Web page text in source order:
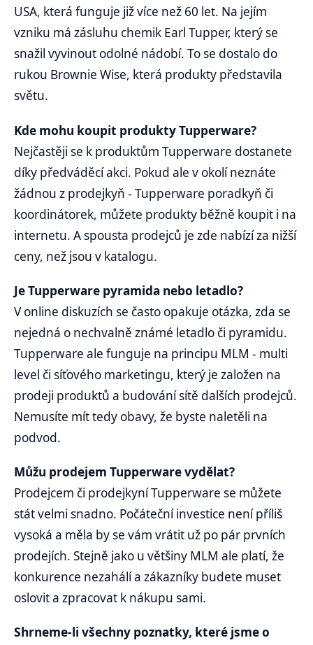
USA, která funguje již více než 60 let. Na jejím
vzniku má zásluhu chemik Earl Tupper, který se
snažil vyvinout odolné nádobí. To se dostalo do
rukou Brownie Wise, která produkty představila
světu.
Kde mohu koupit produkty Tupperware?
Nejčastěji se k produktům Tupperware dostanete
díky předváděcí akci. Pokud ale v okolí neznáte
žádnou z prodejkyň - Tupperware poradkyň či
koordinátorek, můžete produkty běžně koupit i na
internetu. A spousta prodejců je zde nabízí za nižší
ceny, než jsou v katalogu.
Je Tupperware pyramida nebo letadlo?
V online diskuzích se často opakuje otázka, zda se
nejedná o nechvalně známé letadlo či pyramidu.
Tupperware ale funguje na principu MLM - multi
level či síťového marketingu, který je založen na
prodeji produktů a budování sítě dalších prodejců.
Nemusíte mít tedy obavy, že byste naletěli na
podvod.
Můžu prodejem Tupperware vydělat?
Prodejcem či prodejkyní Tupperware se můžete
stát velmi snadno. Počáteční investice není příliš
vysoká a měla by se vám vrátit už po pár prvních
prodejích. Stejně jako u většiny MLM ale platí, že
konkurence nezahálí a zákazníky budete muset
oslovit a zpracovat k nákupu sami.
Shrneme-li všechny poznatky, které jsme o